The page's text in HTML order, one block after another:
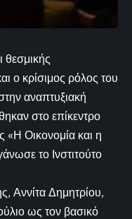
θεσμικής
ο κρίσιμος ρόλος του
αναπτυξιακή
στο επίκεντρο
«Η Οικονομία και η
το Ινστιτούτο
Αννίτα Δημητρίου,
ως τον βασικό